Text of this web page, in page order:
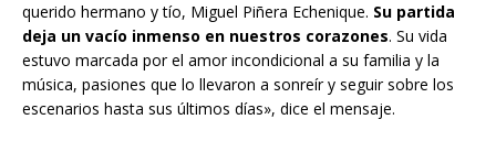
querido hermano y tío, Miguel Piñera Echenique. Su partida
deja un vacío inmenso en nuestros corazones. Su vida
estuvo marcada por el amor incondicional a su familia y la
música, pasiones que lo llevaron a sonreír y seguir sobre los
escenarios hasta sus últimos días», dice el mensaje.